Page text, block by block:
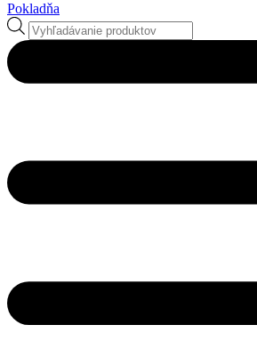
Pokladňa
Products
search